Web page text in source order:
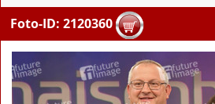
Foto-ID: 2120360